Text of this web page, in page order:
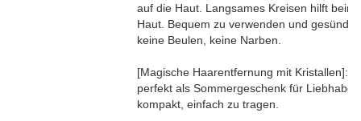
auf die Haut. Langsames Kreisen hilft
Haut. Bequem zu verwenden und
keine Beulen, keine Narben.
[Magische Haarentfernung mit Kristallen]:
perfekt als Sommergeschenk für
kompakt, einfach zu tragen.